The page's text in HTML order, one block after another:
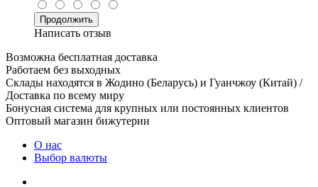
Продолжить
Написать отзыв
Возможна бесплатная доставка
Работаем без выходных
Склады находятся в Жодино (Беларусь) и Гуанчжоу (Китай) /
Доставка по всему миру
Бонусная система для крупных или постоянных клиентов
Оптовый магазин бижутерии
О нас
Выбор валюты